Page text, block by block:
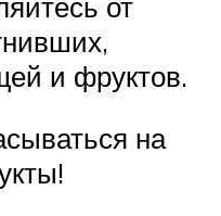
и фруктов.
на